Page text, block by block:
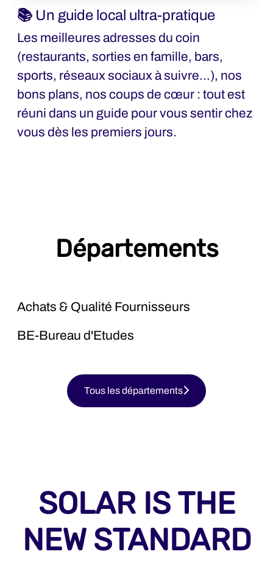
📚 Un guide local ultra-pratique
Les meilleures adresses du coin
(restaurants, sorties en famille, bars,
sports, réseaux sociaux à suivre…), nos
bons plans, nos coups de cœur : tout est
réuni dans un guide pour vous sentir chez
vous dès les premiers jours.
Départements
A&F - Administration & Finance
Achats & Qualité Fournisseurs
Achats & Qualité Fournisseurs
BE-Bureau d'Etudes
Tous les départements
SOLAR IS THE
NEW STANDARD